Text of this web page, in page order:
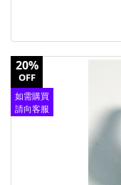
20%
OFF
如需購買
請向客服